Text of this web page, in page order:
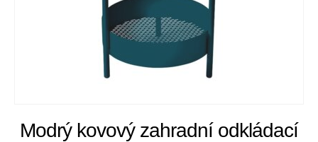
Modrý kovový zahradní odkládací